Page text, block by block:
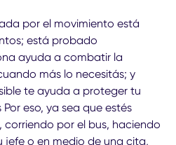
por el movimiento está
está probado
ayuda a combatir la
más lo necesitás; y
te ayuda a proteger tu
eso, ya sea que estés
por el bus, haciendo
o en medio de una cita,